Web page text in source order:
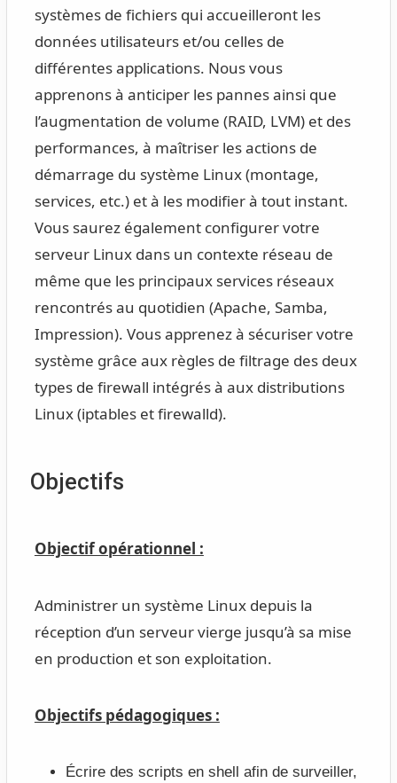
systèmes de fichiers qui accueilleront les
données utilisateurs et/ou celles de
différentes applications. Nous vous
apprenons à anticiper les pannes ainsi que
l’augmentation de volume (RAID, LVM) et des
performances, à maîtriser les actions de
démarrage du système Linux (montage,
services, etc.) et à les modifier à tout instant.
Vous saurez également configurer votre
serveur Linux dans un contexte réseau de
même que les principaux services réseaux
rencontrés au quotidien (Apache, Samba,
Impression). Vous apprenez à sécuriser votre
système grâce aux règles de filtrage des deux
types de firewall intégrés à aux distributions
Linux (iptables et firewalld).
Objectifs
Objectif opérationnel :
Administrer un système Linux depuis la
réception d’un serveur vierge jusqu’à sa mise
en production et son exploitation.
Objectifs pédagogiques :
Écrire des scripts en shell afin de surveiller,